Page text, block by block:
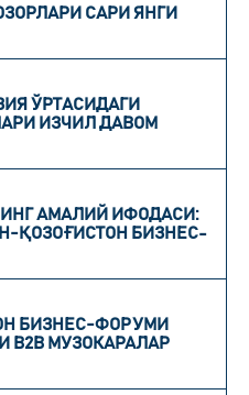
САРИ ЯНГИ
ЎРТАСИДАГИ
ИЗЧИЛ ДАВОМ
АМАЛИЙ ИФОДАСИ:
ҚОЗОҒИСТОН БИЗНЕС-
БИЗНЕС-ФОРУМИ
B2B МУЗОКАРАЛАР